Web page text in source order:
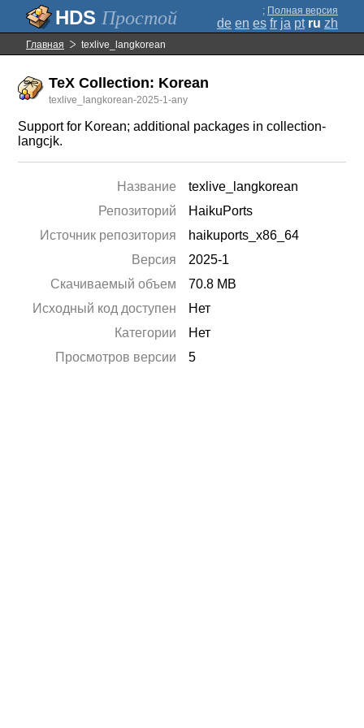
Простой ; Полная версия
de en es fr ja pt ru zh
Главная texlive_langkorean
TeX Collection: Korean
texlive_langkorean-2025-1-any
Support for Korean; additional packages in collection-
langcjk.
Название
texlive_langkorean
Репозиторий
HaikuPorts
Источник репозитория
haikuports_x86_64
Версия
2025-1
Скачиваемый объем
70.8 MB
Исходный код доступен
Нет
Категории
Нет
Просмотров версии
5